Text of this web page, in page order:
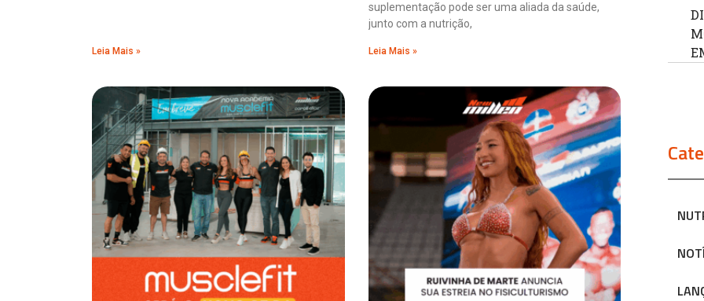
Leia Mais »
suplementação pode ser uma aliada da saúde,
junto com a nutrição,
Leia Mais »